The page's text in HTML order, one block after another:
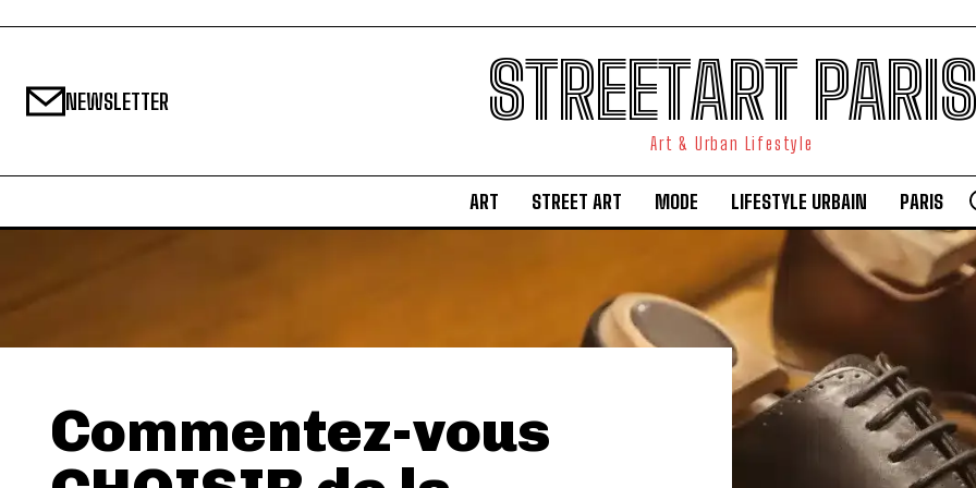
NEWSLETTER STREETART PARIS
Art & Urban Lifestyle
ART STREET ART MODE LIFESTYLE URBAIN PARIS
Commentez-vous